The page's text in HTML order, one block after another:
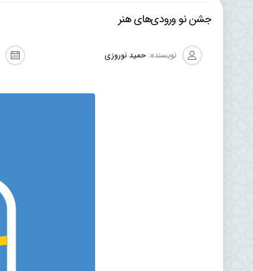
جشن نو ورودی‌های هنر
نویسنده: حمید نوروزی